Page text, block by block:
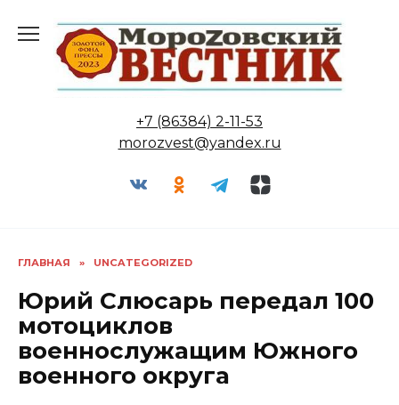
содержанию
+7 (86384) 2-11-53
morozvest@yandex.ru
ГЛАВНАЯ » UNCATEGORIZED
Юрий Слюсарь передал 100
мотоциклов
военнослужащим Южного
военного округа